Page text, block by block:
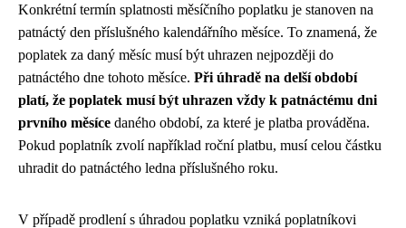
Konkrétní termín splatnosti měsíčního poplatku je stanoven na
patnáctý den příslušného kalendářního měsíce. To znamená, že
poplatek za daný měsíc musí být uhrazen nejpozději do
patnáctého dne tohoto měsíce. Při úhradě na delší období
platí, že poplatek musí být uhrazen vždy k patnáctému dni
prvního měsíce daného období, za které je platba prováděna.
Pokud poplatník zvolí například roční platbu, musí celou částku
uhradit do patnáctého ledna příslušného roku.
V případě prodlení s úhradou poplatku vzniká poplatníkovi